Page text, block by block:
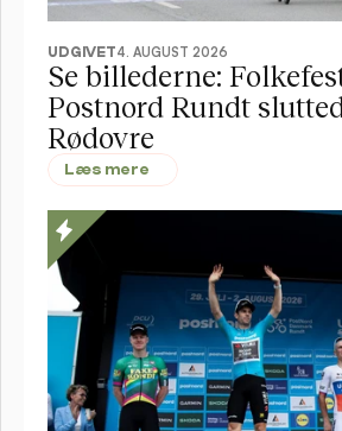
UDGIVET4. AUGUST 2026
Se billederne:
Postnord Rundt
Rødovre
Læs mere